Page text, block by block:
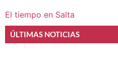
El tiempo en Salta
ÚLTIMAS NOTICIAS